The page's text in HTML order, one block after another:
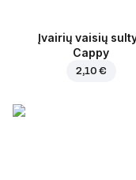
Įvairių vaisių
Cappy
2,10 €